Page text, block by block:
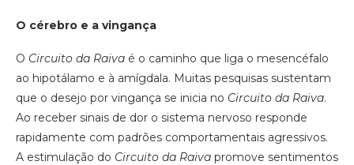
O cérebro e a vingança
O Circuito da Raiva é o caminho que liga o mesencéfalo
ao hipotálamo e à amígdala. Muitas pesquisas sustentam
que o desejo por vingança se inicia no Circuito da Raiva.
Ao receber sinais de dor o sistema nervoso responde
rapidamente com padrões comportamentais agressivos.
A estimulação do Circuito da Raiva promove sentimentos